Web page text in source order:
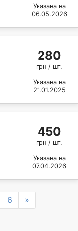
Указана на
06.05.2026
280
грн / шт.
Указана на
21.01.2025
450
грн / шт.
Указана на
07.04.2026
6 »